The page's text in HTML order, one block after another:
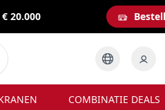
€ 20.000
COMBINATIE DEALS